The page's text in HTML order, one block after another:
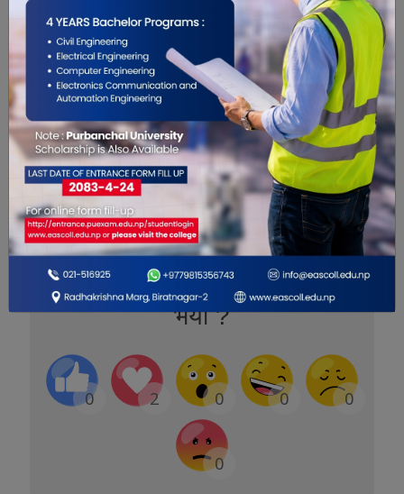
तपाईं कसरी उठ्नुहुन्छ भन्ने कुरापनि मस्तिष्कका लागि
महत्वपूर्ण छ । अँध्यारोमा सत्नु र विस्तारै बढ्दै गएको
उज्यालोमा उठ्नु अत्यन्तै लाभदायक हुन्छ । सूर्यको बढ्दो
प्रकाश आँखाको परेला हुँदै गए मस्तिष्कलाई राम्रो
प्रतिक्रियाका लागि तयार गर्दछ । तपाईंको घरमा सूर्यको
प्रकाश पर्दैन भने ‘लाइट सिस्टम’ भएको अलार्म किन्न
सक्नुहुन्छ ।
यो खबर पढेर तपाईलाई कस्तो महसुस
भयो ?
0 2 0 0 0
0